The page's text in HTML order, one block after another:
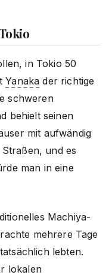
in Tokio 50
Yanaka der richtige
schweren
behielt seinen
mit aufwändig
und es
man in eine
Machiya-
mehrere Tage
lebten.
lokalen